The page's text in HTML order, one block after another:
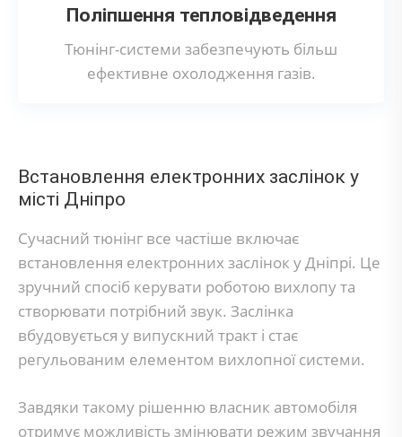
Поліпшення тепловідведення
Тюнінг-системи забезпечують більш
ефективне охолодження газів.
Встановлення електронних заслінок у
місті Дніпро
Сучасний тюнінг все частіше включає
встановлення електронних заслінок у Дніпрі. Це
зручний спосіб керувати роботою вихлопу та
створювати потрібний звук. Заслінка
вбудовується у випускний тракт і стає
регульованим елементом вихлопної системи.
Завдяки такому рішенню власник автомобіля
отримує можливість змінювати режим звучання